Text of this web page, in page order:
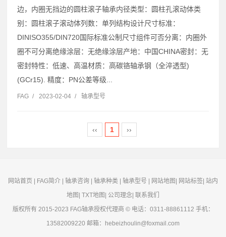
边，内圈无挡边的圆柱滚子轴承内径类型：圆柱孔滚动体类
别：圆柱滚子滚动体列数：单列结构设计尺寸标准：
DINISO355/DIN720国际标准公制尺寸组件可否分离：内圈外
圈不可分离绝缘涂层：无绝缘涂层产地：中国CHINA密封：无
密封特性：低速、高温材质：高碳铬轴承钢（全淬透型)
(GCr15). 精度：PN公差等级...
FAG / 2023-02-04 / 轴承型号
‹‹ 1 ››
网站首页 FAG简介 轴承咨询 轴承种类 轴承型号 网站地图 网站标签 站内
地图 TXT地图 公司理念 联系我们
版权所有 2015-2023 FAG轴承授权代理商 © 电话：0311-88861112 手机：
13582009220 邮箱：hebeizhoulin@foxmail.com